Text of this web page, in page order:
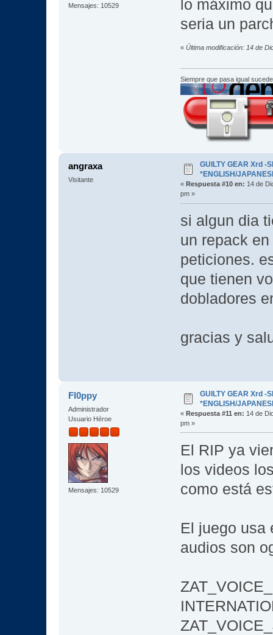
Mensajes: 10529
lo máximo
seria un
« Última modificación: 14 de
Siempre que pasa igual
angraxa
Visitante
GUILTY GEAR Xrd -
*ENGLISH/
« Respuesta #10 en: 14 de
pm »
si algun dia
un repack
peticiones.
que tienen
dobladores
gracias y
Fl0ppy
Administrador
Usuario Héroe
Mensajes: 10529
GUILTY GEAR Xrd -
*ENGLISH/
« Respuesta #11 en: 14 de
pm »
El RIP ya
los videos
como está
El juego usa
audios son
ZAT_VOICE_
ZAT_VOICE_